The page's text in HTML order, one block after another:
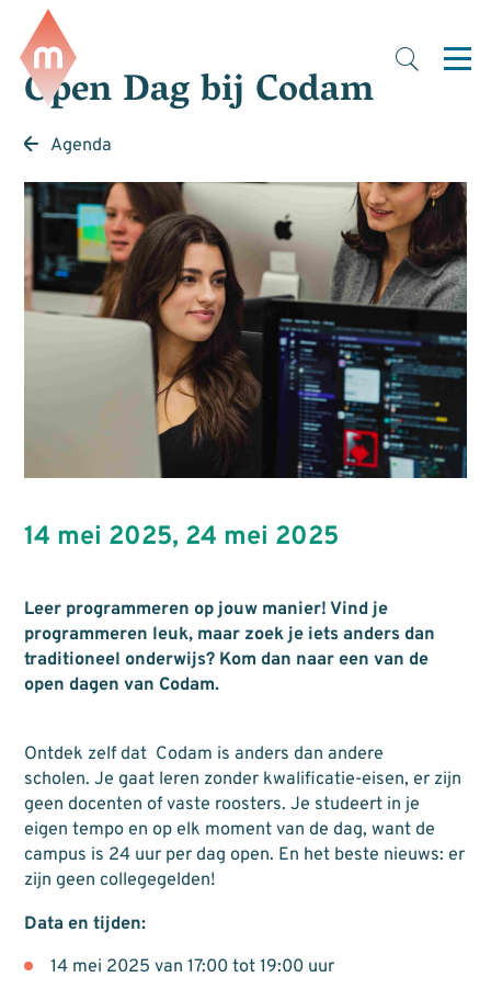
Open Dag bij Codam
Agenda
14 mei 2025, 24 mei 2025
Leer programmeren op jouw manier! Vind je
programmeren leuk, maar zoek je iets anders dan
traditioneel onderwijs? Kom dan naar een van de
open dagen van Codam.
Ontdek zelf dat Codam is anders dan andere
scholen. Je gaat leren zonder kwalificatie-eisen, er zijn
geen docenten of vaste roosters. Je studeert in je
eigen tempo en op elk moment van de dag, want de
campus is 24 uur per dag open. En het beste nieuws: er
zijn geen collegegelden!
Data en tijden:
14 mei 2025 van 17:00 tot 19:00 uur